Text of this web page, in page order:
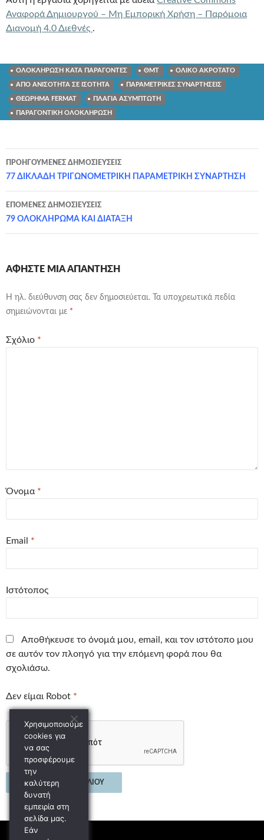
Αναφορά Δημιουργού – Μη Εμπορική Χρήση – Παρόμοια
Διανομή 4.0 Διεθνές .
ΟΛΟΚΛΗΡΩΣΗ ΚΑΤΑ ΠΑΡΑΓΟΝΤΕΣ ΘΜΤ ΟΛΙΚΟ ΑΚΡΟΤΑΤΟ
ΑΠΟ ΑΝΙΣΟΤΗΤΑ ΣΕ ΙΣΟΤΗΤΑ ΠΑΡΑΜΕΤΡΙΚΕΣ ΣΥΝΑΡΤΗΣΕΙΣ
ΘΕΩΡΗΜΑ FERMAT ΠΛΑΓΙΑ ΑΣΥΜΠΤΩΤΗ
ΠΑΡΑΓΟΝΤΙΚΗ ΟΛΟΚΛΗΡΩΣΗ
Πλοήγηση
άρθρων
ΠΡΟΗΓΟΎΜΕΝΕΣ ΔΗΜΟΣΙΕΎΣΕΙΣ
77 ΔΙΚΛΑΔΗ ΤΡΙΓΩΝΟΜΕΤΡΙΚΗ ΠΑΡΑΜΕΤΡΙΚΗ ΣΥΝΑΡΤΗΣΗ
ΕΠΌΜΕΝΕΣ ΔΗΜΟΣΙΕΎΣΕΙΣ
79 ΟΛΟΚΛΗΡΩΜΑ ΚΑΙ ΔΙΑΤΑΞΗ
ΑΦΉΣΤΕ ΜΙΑ ΑΠΆΝΤΗΣΗ
Η ηλ. διεύθυνση σας δεν δημοσιεύεται.
Τα υποχρεωτικά πεδία
σημειώνονται με *
Σχόλιο *
Όνομα *
Email *
Ιστότοπος
Αποθήκευσε το όνομά μου, email, και τον ιστότοπο μου
σε αυτόν τον πλοηγό για την επόμενη φορά που θα
σχολιάσω.
Δεν είμαι Robot *
Χρησιμοποιούμε
cookies για
να σας
προσφέρουμε
την
καλύτερη
δυνατή
εμπειρία στη
σελίδα μας.
Εάν